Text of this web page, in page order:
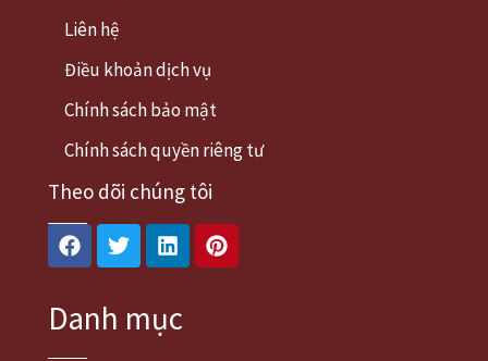
Liên hệ
Điều khoản dịch vụ
Chính sách bảo mật
Chính sách quyền riêng tư
Theo dõi chúng tôi
FacebookTwitterLinkedinPinterest
Danh mục